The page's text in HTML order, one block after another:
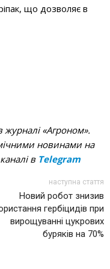
що дозволяє в
журналі «Агроном».
новинами на
в Telegram
наступна стаття
Новий робот знизив
гербіцидів при
вирощуванні цукрових
буряків на 70%